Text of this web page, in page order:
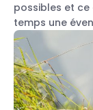
possibles et
temps une